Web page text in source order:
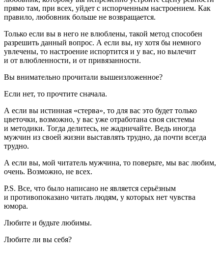
прямо там, при всех, уйдет с испорченным настроением. Как
правило, любовник больше не возвращается.
Только если вы в него не влюблены, такой метод способен
разрешить данный вопрос. А если вы, ну хотя бы немного
увлечены, то настроение испортится и у вас, но вылечит
и от влюбленности, и от привязанности.
Вы внимательно прочитали вышеизложенное?
Если нет, то прочтите сначала.
А если вы истинная «стерва», то для вас это будет только
цветочки, возможно, у вас уже отработана своя системы
и методики. Тогда делитесь, не жадничайте. Ведь иногда
мужчин из своей жизни выставлять трудно, да почти всегда
трудно.
А если вы, мой читатель мужчина, то поверьте, мы вас любим,
очень. Возможно, не всех.
P.S. Все, что было написано не является серьёзным
и противопоказано читать людям, у которых нет чувства
юмора.
Любите и будьте любимы.
Любите ли вы себя?